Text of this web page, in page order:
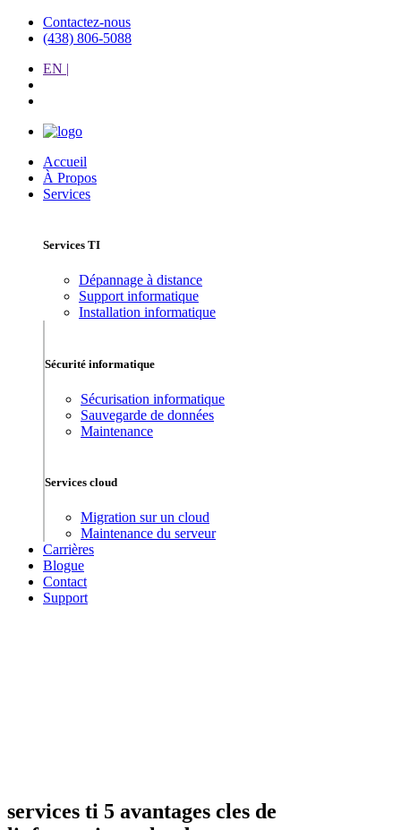
Contactez-nous
(438) 806-5088
EN |
Accueil
À Propos
Services
Services TI
Dépannage à distance
Support informatique
Installation informatique
Sécurité informatique
Sécurisation informatique
Sauvegarde de données
Maintenance
Services cloud
Migration sur un cloud
Maintenance du serveur
Carrières
Blogue
Contact
Support
services ti 5 avantages cles de